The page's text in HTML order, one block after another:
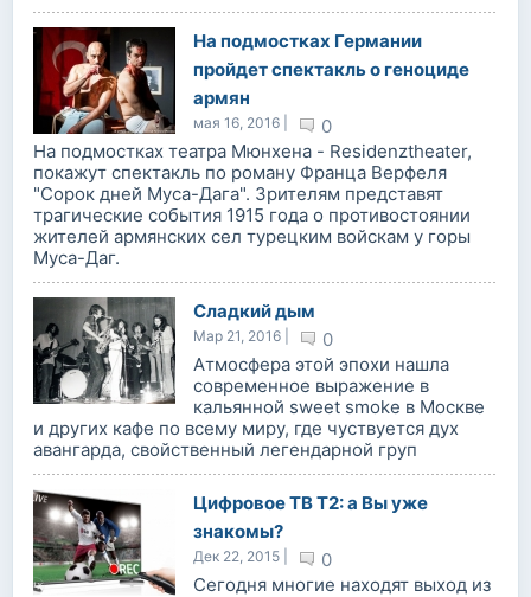
На подмостках Германии
пройдет спектакль о геноциде
армян
мая 16, 2016 |
0
На подмостках театра Мюнхена - Residenztheater,
покажут спектакль по роману Франца Верфеля
"Сорок дней Муса-Дага". Зрителям представят
трагические события 1915 года о противостоянии
жителей армянских сел турецким войскам у горы
Муса-Даг.
Сладкий дым
Мар 21, 2016 |
0
Атмосфера этой эпохи нашла
современное выражение в
кальянной sweet smoke в Москве
и других кафе по всему миру, где чуствуется дух
авангарда, свойственный легендарной груп
Цифровое ТВ Т2: а Вы уже
знакомы?
Дек 22, 2015 |
0
Сегодня многие находят выход из